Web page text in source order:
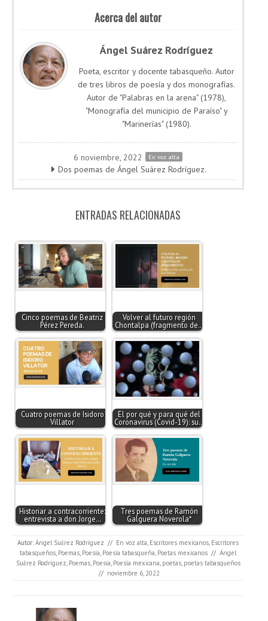
Acerca del autor
Ángel Suárez Rodríguez
Poeta, escritor y docente tabasqueño. Autor
de tres libros de poesía y dos monografías.
Autor de "Palabras en la arena" (1978),
"Monografía del municipio de Paraíso" y
"Marinerías" (1980).
6 noviembre, 2022 En voz alta
Dos poemas de Ángel Suárez Rodríguez.
ENTRADAS RELACIONADAS
Cinco poemas de Beatriz
Pérez Pereda.
Volver al futuro región
Chontalpa (fragmento de…
Cuatro poemas de Isidoro
Villator
El por qué y para qué del
Coronavirus (Covid-19): su…
Historiar a contracorriente:
entrevista a don Jorge…
Tres poemas de Ramón
Galguera Noverola*
Autor: Ángel Suárez Rodríguez // En voz alta, Escritores mexicanos, Escritores
tabasqueños, Poemas, Poesía, Poesía tabasqueña, Poetas mexicanos // Ángel
Suárez Rodríguez, Poemas, Poesía, Poesía mexicana, poetas, poetas tabasqueños
// noviembre 6, 2022